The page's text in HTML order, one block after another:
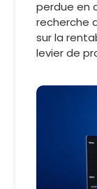
perdue en
recherche
sur la
levier de